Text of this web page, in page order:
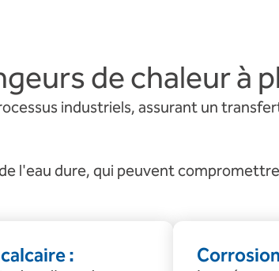
de chaleur à
industriels, assurant un
l'eau dure, qui peuvent
: